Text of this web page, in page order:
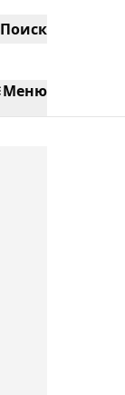
Поиск
Меню